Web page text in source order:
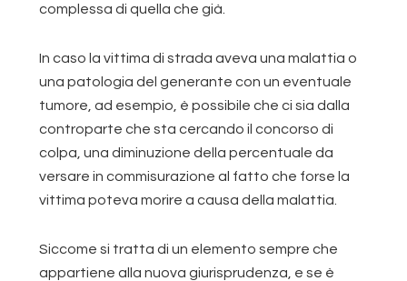
complessa di quella che già.
In caso la vittima di strada aveva una malattia o
una patologia del generante con un eventuale
tumore, ad esempio, è possibile che ci sia dalla
controparte che sta cercando il concorso di
colpa, una diminuzione della percentuale da
versare in commisurazione al fatto che forse la
vittima poteva morire a causa della malattia.
Siccome si tratta di un elemento sempre che
appartiene alla nuova giurisprudenza, e se è